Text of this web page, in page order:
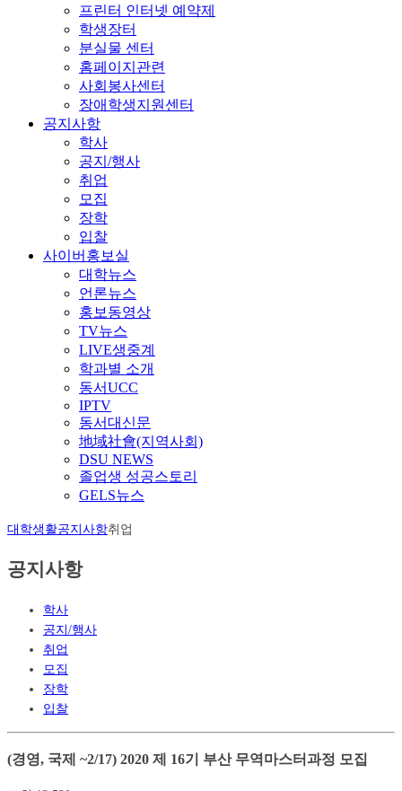
프린터 인터넷 예약제
학생장터
분실물 센터
홈페이지관련
사회봉사센터
장애학생지원센터
공지사항
학사
공지/행사
취업
모집
장학
입찰
사이버홍보실
대학뉴스
언론뉴스
홍보동영상
TV뉴스
LIVE생중계
학과별 소개
동서UCC
IPTV
동서대신문
地域社會(지역사회)
DSU NEWS
졸업생 성공스토리
GELS뉴스
대학생활공지사항취업
공지사항
학사
공지/행사
취업
모집
장학
입찰
(경영, 국제 ~2/17) 2020 제 16기 부산 무역마스터과정 모집